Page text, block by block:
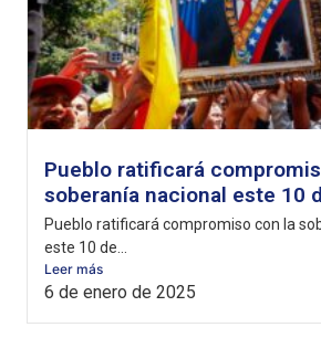
Pueblo ratificará
soberanía nacional este 10
Pueblo ratificará compromiso con la
este 10 de...
Leer más
6 de enero de 2025